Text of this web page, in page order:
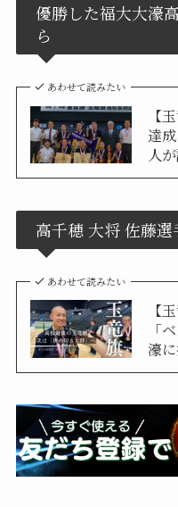
優勝した福大大濠
ら
あわせて読みたい
【
達
人
高千穂 大将 佐藤
あわせて読みたい
【
「
濠